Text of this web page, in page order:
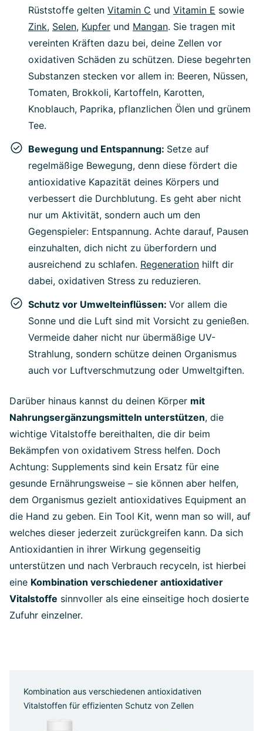
Rüststoffe gelten Vitamin C und Vitamin E sowie
Zink, Selen, Kupfer und Mangan. Sie tragen mit
vereinten Kräften dazu bei, deine Zellen vor
oxidativen Schäden zu schützen. Diese begehrten
Substanzen stecken vor allem in: Beeren, Nüssen,
Tomaten, Brokkoli, Kartoffeln, Karotten,
Knoblauch, Paprika, pflanzlichen Ölen und grünem
Tee.
Bewegung und Entspannung: Setze auf
regelmäßige Bewegung, denn diese fördert die
antioxidative Kapazität deines Körpers und
verbessert die Durchblutung. Es geht aber nicht
nur um Aktivität, sondern auch um den
Gegenspieler: Entspannung. Achte darauf, Pausen
einzuhalten, dich nicht zu überfordern und
ausreichend zu schlafen. Regeneration hilft dir
dabei, oxidativen Stress zu reduzieren.
Schutz vor Umwelteinflüssen: Vor allem die
Sonne und die Luft sind mit Vorsicht zu genießen.
Vermeide daher nicht nur übermäßige UV-
Strahlung, sondern schütze deinen Organismus
auch vor Luftverschmutzung oder Umweltgiften.
Darüber hinaus kannst du deinen Körper mit
Nahrungsergänzungsmitteln unterstützen, die
wichtige Vitalstoffe bereithalten, die dir beim
Bekämpfen von oxidativem Stress helfen. Doch
Achtung: Supplements sind kein Ersatz für eine
gesunde Ernährungsweise – sie können aber helfen,
dem Organismus gezielt antioxidatives Equipment an
die Hand zu geben. Ein Tool Kit, wenn man so will, auf
welches dieser jederzeit zurückgreifen kann. Da sich
Antioxidantien in ihrer Wirkung gegenseitig
unterstützen und nach Verbrauch recyceln, ist hierbei
eine Kombination verschiedener antioxidativer
Vitalstoffe sinnvoller als eine einseitige hoch dosierte
Zufuhr einzelner.
Kombination aus verschiedenen antioxidativen
Vitalstoffen für effizienten Schutz von Zellen